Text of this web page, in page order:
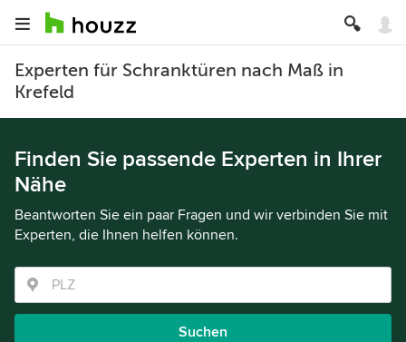
Experten für Schranktüren nach Maß in
Krefeld
Finden Sie passende Experten in Ihrer
Nähe
Beantworten Sie ein paar Fragen und wir verbinden Sie mit
Experten, die Ihnen helfen können.
Suchen